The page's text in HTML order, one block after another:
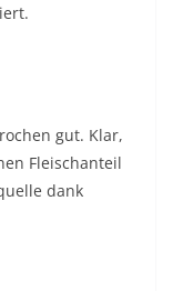
gut. Klar,
Fleischanteil
dank